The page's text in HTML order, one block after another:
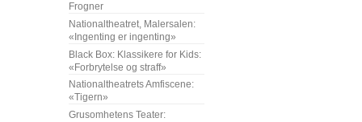
Frogner
Nationaltheatret, Malersalen:
«Ingenting er ingenting»
Black Box: Klassikere for Kids:
«Forbrytelse og straff»
Nationaltheatrets Amfiscene:
«Tigern»
Grusomhetens Teater: